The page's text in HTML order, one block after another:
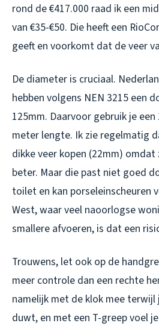
rond de €417.000 raad ik een
van €35-€50. Die heeft een
geeft en voorkomt dat de veer
De diameter is cruciaal.
hebben volgens NEN 3215 een
125mm. Daarvoor gebruik je
meter lengte. Ik zie regelmatig
dikke veer kopen (22mm)
beter. Maar die past niet goed
toilet en kan porseleinscheuren
West, waar veel naoorlogse
smallere afvoeren, is dat een
Trouwens, let ook op de
meer controle dan een rechte
namelijk met de klok mee terwijl
duwt, en met een T-greep voel